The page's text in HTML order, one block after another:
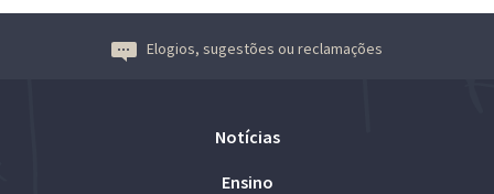
Elogios, sugestões ou reclamações
Notícias
Ensino